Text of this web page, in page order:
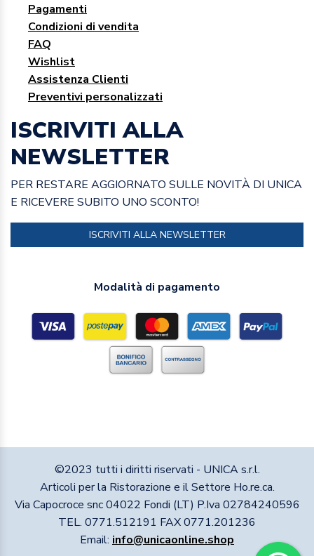
Pagamenti
Condizioni di vendita
FAQ
Wishlist
Assistenza Clienti
Preventivi personalizzati
ISCRIVITI ALLA
NEWSLETTER
PER RESTARE AGGIORNATO SULLE NOVITÀ DI UNICA
E RICEVERE SUBITO UNO SCONTO!
ISCRIVITI ALLA NEWSLETTER
Modalità di pagamento
©2023 tutti i diritti riservati - UNICA s.r.l.
Articoli per la Ristorazione e il Settore Ho.re.ca.
Via Capocroce snc 04022 Fondi (LT) P.Iva 02784240596
TEL. 0771.512191 FAX 0771.201236
Email: info@unicaonline.shop